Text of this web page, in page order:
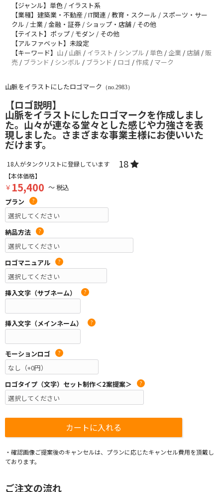
【ジャンル】単色 / イラスト系
【業種】建築業・不動産 / IT関連 / 教育・スクール / スポーツ・サー
クル / 士業 / 金融・証券 / ショップ・店舗 / その他
【テイスト】ポップ / モダン / その他
【アルファベット】未設定
【キーワード】 山 / 山脈 / イラスト / シンプル /単色 / 企業 / 店舗 / 販
売 / ブランド / シンボル / ブランド / ロゴ /作成 / マーク
山脈をイラストにしたロゴマーク （no.2983）
【ロゴ説明】
山脈をイラストにしたロゴマークを作成しまし
た。山々が連なる堂々とした感じや力強さを表
現しました。さまざまな事業主様にお使いいた
だけます。
18人がタンクリストに登録しています 18
【本体価格】
￥ 15,400 ～ 税込
プラン
?
納品方法 ?
ロゴマニュアル ?
挿入文字（サブネーム） ?
挿入文字（メインネーム） ?
モーションロゴ ?
ロゴタイプ（文字）セット制作＜2案提案＞ ?
・確認画像ご提案後のキャンセルは、プランに応じたキャンセル費用を頂戴し
ております。
ご注文の流れ